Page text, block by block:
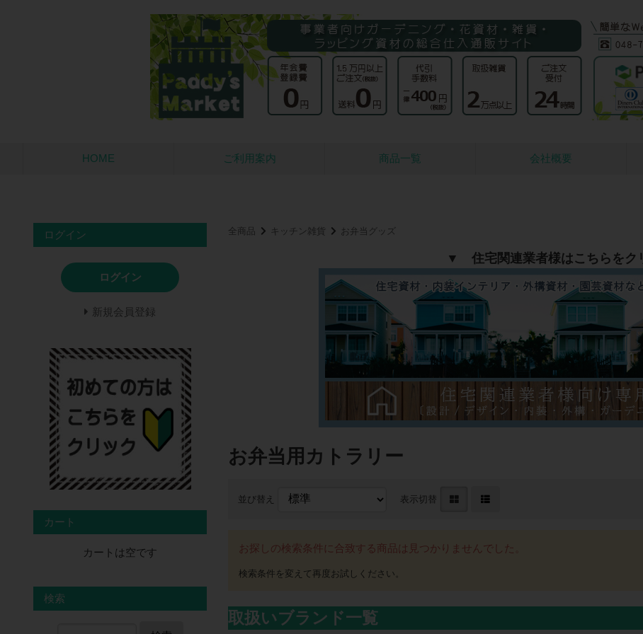
HOME ご利用案内 商品一覧 会社概要
全商品 キッチン雑貨 お弁当グッズ
▼ 住宅関連業者様はこちらを
お弁当用カトラリー
並び替え 表示切替
お探しの検索条件に合致する商品は見つかりませんでした。
取扱いブランド一覧
ログイン
ログイン
新規会員登録
カート
カートは空です
検索